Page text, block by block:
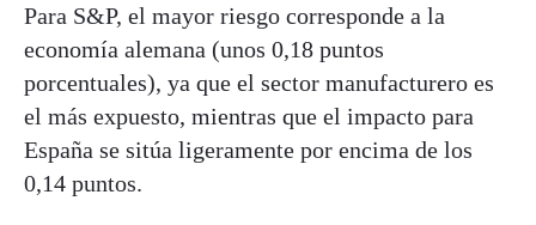
Para S&P, el mayor riesgo corresponde a la
economía alemana (unos 0,18 puntos
porcentuales), ya que el sector manufacturero es
el más expuesto, mientras que el impacto para
España se sitúa ligeramente por encima de los
0,14 puntos.